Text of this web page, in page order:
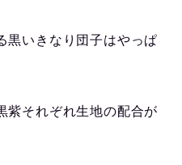
黒いきなり団子はやっぱ
紫それぞれ生地の配合が